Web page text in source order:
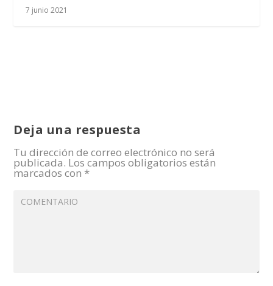
7 junio 2021
Deja una respuesta
Tu dirección de correo electrónico no será
publicada. Los campos obligatorios están
marcados con *